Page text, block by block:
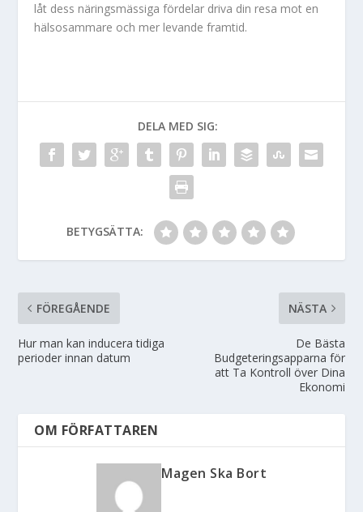
låt dess näringsmässiga fördelar driva din resa mot en
hälsosammare och mer levande framtid.
DELA MED SIG:
BETYGSÄTTA:
FÖREGÅENDE
Hur man kan inducera tidiga
perioder innan datum
NÄSTA
De Bästa
Budgeteringsapparna för
att Ta Kontroll över Dina
Ekonomi
OM FÖRFATTAREN
Magen Ska Bort